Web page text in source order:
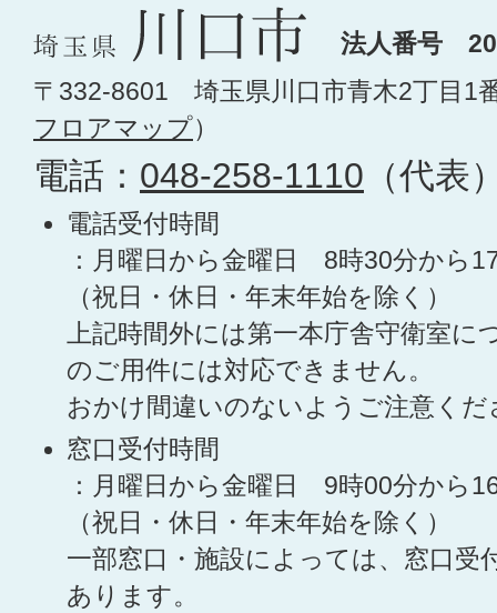
法人番号
〒332-8601 埼玉県川口市青木2丁目1
フロアマップ）
電話： 048-258-1110 （代表
電話受付時間
：月曜日から金曜日 8時30分から
（祝日・休日・年末年始を除く）
上記時間外には第一本庁舎守衛室に
のご用件には対応できません。
おかけ間違いのないようご注意くだ
窓口受付時間
：月曜日から金曜日 9時00分から
（祝日・休日・年末年始を除く）
一部窓口・施設によっては、窓口受
あります。